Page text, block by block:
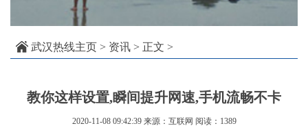
武汉热线主页 > 资讯 > 正文 >
教你这样设置,瞬间提升网速,手机流畅不卡
2020-11-08 09:42:39 来源：互联网 阅读：1389